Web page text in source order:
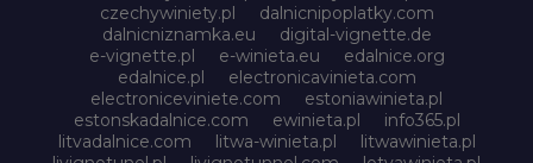
czechywiniety.pl
dalnicnipoplatky.com
dalnicniznamka.eu
digital-vignette.de
e-vignette.pl
e-winieta.eu
edalnice.org
edalnice.pl
electronicavinieta.com
electroniceviniete.com
estoniawinieta.pl
estonskadalnice.com
ewinieta.pl
info365.pl
litvadalnice.com
litwa-winieta.pl
litwawinieta.pl